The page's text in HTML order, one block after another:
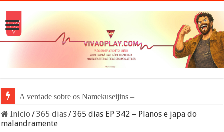
A verdade sobre os Namekuseijins – DRAGON BALL #N
Início /365 dias/365 dias EP 342 – Planos e japa do
malandramente